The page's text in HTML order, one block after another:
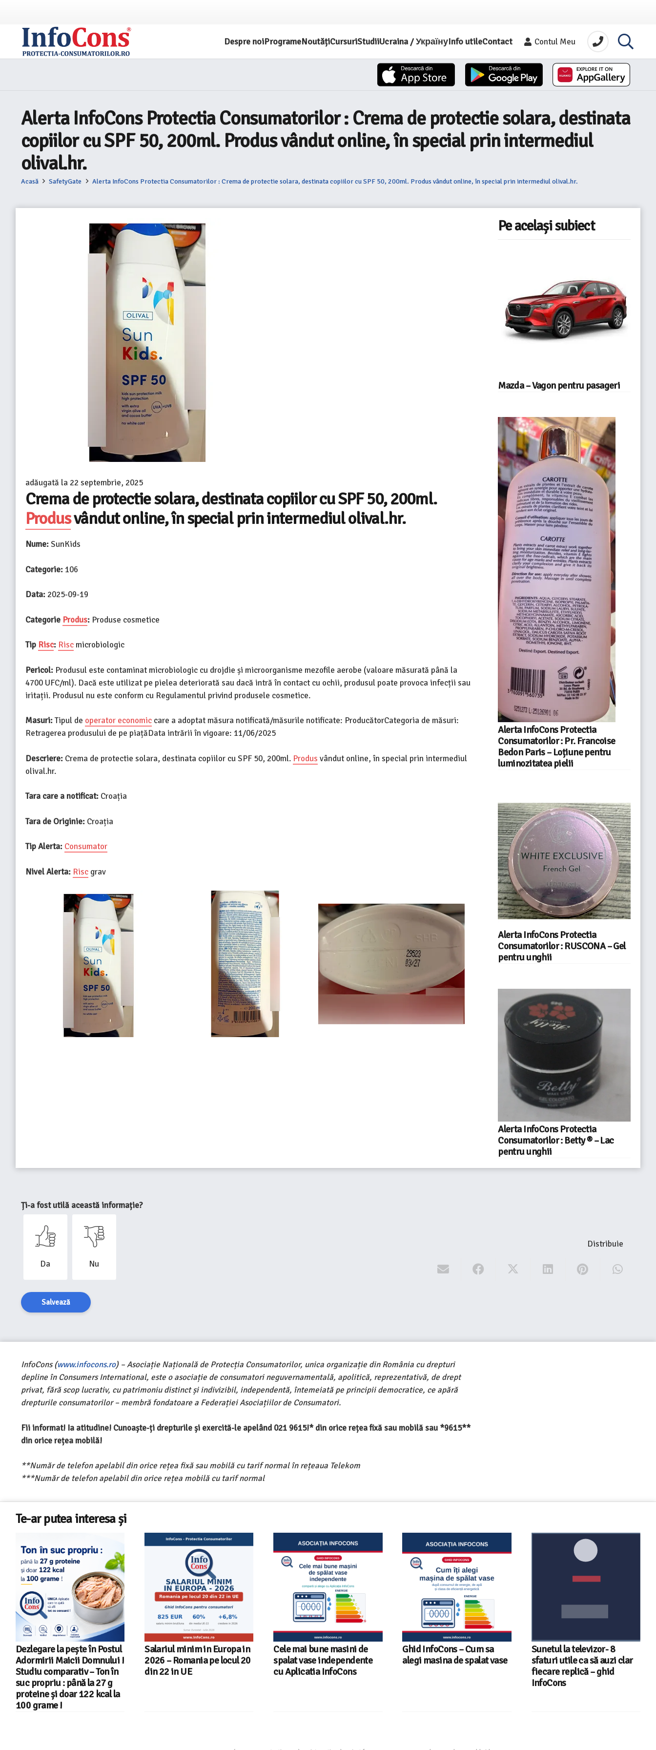
Despre noiProgrameNoutățiCursuriStudiiUcraina / УкраїнуInfo utileContact Contul Meu
Alerta InfoCons Protectia Consumatorilor : Crema de protectie solara, destinata
copiilor cu SPF 50, 200ml. Produs vândut online, în special prin intermediul
olival.hr.
Acasă SafetyGate Alerta InfoCons Protectia Consumatorilor : Crema de protectie solara, destinata copiilor cu SPF 50, 200ml. Produs vândut online, în special prin intermediul olival.hr.
adăugată la 22 septembrie, 2025
Crema de protectie solara, destinata copiilor cu SPF 50, 200ml.
Produsvândut online, în special prin intermediul olival.hr.
Nume:SunKids
Categorie: 106
Data: 2025-09-19
Categorie Produs: Produse cosmetice
Tip Risc: Risc microbiologic
Pericol: Produsul este contaminat microbiologic cu drojdie și microorganisme mezofile aerobe (valoare măsurată până la
4700 UFC/ml). Dacă este utilizat pe pielea deteriorată sau dacă intră în contact cu ochii, produsul poate provoca infecții sau
iritații. Produsul nu este conform cu Regulamentul privind produsele cosmetice.
Masuri:Tipul de operator economic care a adoptat măsura notificată/măsurile notificate: ProducătorCategoria de măsuri:
Retragerea produsului de pe piațăData intrării în vigoare: 11/06/2025
Descriere: Crema de protectie solara, destinata copiilor cu SPF 50, 200ml. Produs vândut online, în special prin intermediul
olival.hr.
Tara care a notificat: Croația
Tara de Originie: Croația
Tip Alerta: Consumator
Nivel Alerta: Risc grav
Pe același subiect
Mazda – Vagon pentru pasageri
Alerta InfoCons Protectia
Consumatorilor : Pr. Francoise
Bedon Paris – Loțiune pentru
luminozitatea pielii
Alerta InfoCons Protectia
Consumatorilor : RUSCONA – Gel
pentru unghii
Alerta InfoCons Protectia
Consumatorilor : Betty ® – Lac
pentru unghii
Ți-a fost utilă această informație?
Da Nu
Salvează
Distribuie
InfoCons (www.infocons.ro) – Asociație Națională de Protecția Consumatorilor, unica organizație din România cu drepturi
depline în Consumers International, este o asociație de consumatori neguvernamentală, apolitică, reprezentativă, de drept
privat, fără scop lucrativ, cu patrimoniu distinct și indivizibil, independentă, întemeiată pe principii democratice, ce apără
drepturile consumatorilor – membră fondatoare a Federației Asociațiilor de Consumatori.
Fii informat! Ia atitudine! Cunoaște-ți drepturile și exercită-le apelând 021 9615!* din orice rețea fixă sau mobilă sau *9615**
din orice rețea mobilă!
**Număr de telefon apelabil din orice rețea fixă sau mobilă cu tarif normal în rețeaua Telekom
***Număr de telefon apelabil din orice rețea mobilă cu tarif normal
Te-ar putea interesa și
Dezlegare la pește în Postul
Adormirii Maicii Domnului !
Studiu comparativ – Ton în
suc propriu : până la 27 g
proteine și doar 122 kcal la
100 grame !
Salariul minim in Europa in
2026 – Romania pe locul 20
din 22 in UE
Cele mai bune masini de
spalat vase independente
cu Aplicatia InfoCons
Ghid InfoCons – Cum sa
alegi masina de spalat vase
Sunetul la televizor- 8
sfaturi utile ca să auzi clar
fiecare replică – ghid
InfoCons